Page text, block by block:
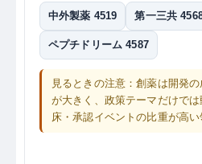
中外製薬 4519 第一三共
ペプチドリーム 4587
見るときの注意：創薬は開発
が大きく、政策テーマだけで
床・承認イベントの比重が高い